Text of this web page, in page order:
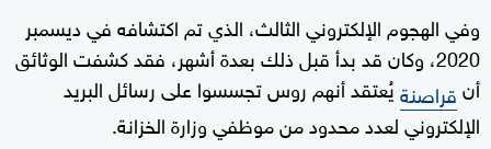
وفي الهجوم الإلكتروني الثالث، الذي تم اكتشافه في ديسمبر
2020، وكان قد بدأ قبل ذلك بعدة أشهر، فقد كشفت الوثائق
أنقراصنةيُعتقد أنهم روس تجسسوا على رسائل البريد
الإلكتروني لعدد محدود من موظفي وزارة الخزانة.